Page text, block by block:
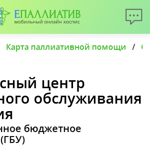
Карта паллиативной помощи /
центр
обслуживания
бюджетное